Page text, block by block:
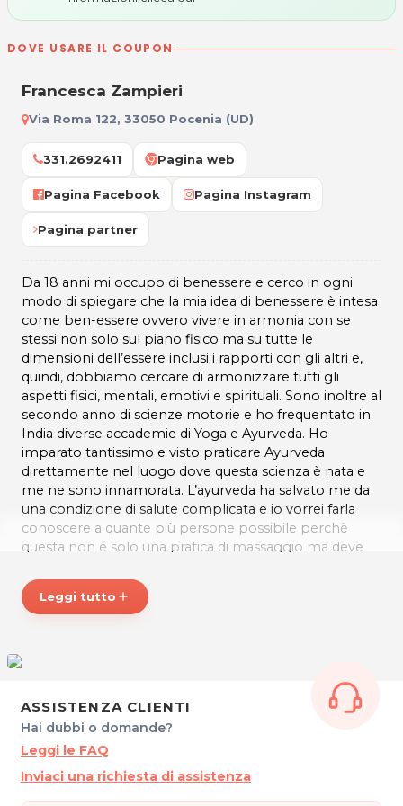
DOVE USARE IL COUPON
Francesca Zampieri
Via Roma 122, 33050 Pocenia (UD)
331.2692411 Pagina web
Pagina Facebook Pagina Instagram
Pagina partner
Da 18 anni mi occupo di benessere e cerco in ogni
modo di spiegare che la mia idea di benessere è intesa
come ben-essere ovvero vivere in armonia con se
stessi non solo sul piano fisico ma su tutte le
dimensioni dell’essere inclusi i rapporti con gli altri e,
quindi, dobbiamo cercare di armonizzare tutti gli
aspetti fisici, mentali, emotivi e spirituali. Sono inoltre al
secondo anno di scienze motorie e ho frequentato in
India diverse accademie di Yoga e Ayurveda. Ho
imparato tantissimo e visto praticare Ayurveda
direttamente nel luogo dove questa scienza è nata e
me ne sono innamorata. L’ayurveda ha salvato me da
una condizione di salute complicata e io vorrei farla
conoscere a quante più persone possibile perchè
questa non è solo una pratica di massaggio ma deve
Ayurveda è scienza della vita.
Mi chiamo Francesca Zampieri e sono un operatore
vissuto fino a quel momento non mi apparteneva più.
Ho iniziato come paziente, e mi sono appassionata
subito a questa tecnica grazie ai risultati immediati che
ho sperimentato: in poco tempo ho trasformato
altre persone a fare lo stesso attraverso i trattamenti..
Leggi tutto add
ASSISTENZA CLIENTI
Hai dubbi o domande?
Leggi le FAQ
Inviaci una richiesta di assistenza